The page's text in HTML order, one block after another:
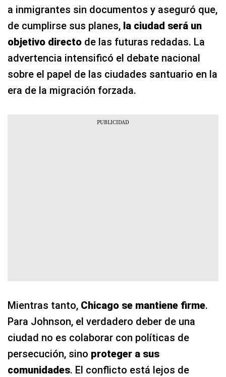
a inmigrantes sin documentos y aseguró que,
de cumplirse sus planes, la ciudad será un
objetivo directo de las futuras redadas. La
advertencia intensificó el debate nacional
sobre el papel de las ciudades santuario en la
era de la migración forzada.
Mientras tanto, Chicago se mantiene firme.
Para Johnson, el verdadero deber de una
ciudad no es colaborar con políticas de
persecución, sino proteger a sus
comunidades. El conflicto está lejos de